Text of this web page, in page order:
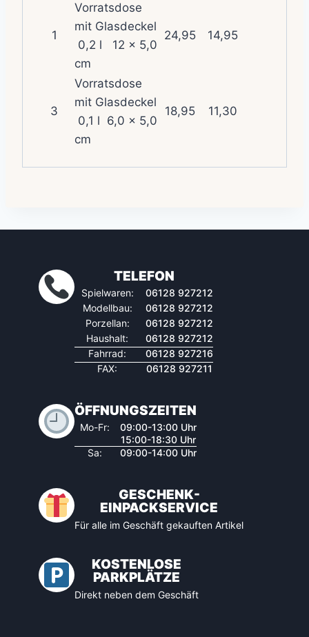
1
Vorratsdose
mit Glasdeckel
0,2 l 12 x 5,0
cm
24,95 14,95
3
Vorratsdose
mit Glasdeckel
0,1 l 6,0 x 5,0
cm
18,95 11,30
TELEFON
Spielwaren:
06128 927212
Modellbau:
06128 927212
Porzellan:
06128 927212
Haushalt:
06128 927212
Fahrrad:
06128 927216
FAX:
06128 927211
ÖFFNUNGSZEITEN
Mo-Fr:
09:00-13:00 Uhr
15:00-18:30 Uhr
Sa:
09:00-14:00 Uhr
GESCHENK-
EINPACKSERVICE
Für alle im Geschäft gekauften Artikel
KOSTENLOSE
PARKPLÄTZE
Direkt neben dem Geschäft